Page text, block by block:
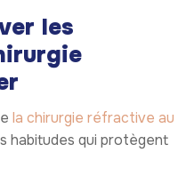
les
la chirurgie réfractive au
habitudes qui protègent